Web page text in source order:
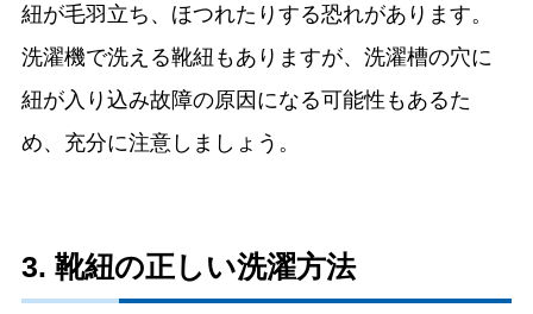
紐が毛羽立ち、ほつれたりする恐れがあります。
洗濯機で洗える靴紐もありますが、洗濯槽の穴に
紐が入り込み故障の原因になる可能性もあるた
め、充分に注意しましょう。
3. 靴紐の正しい洗濯方法